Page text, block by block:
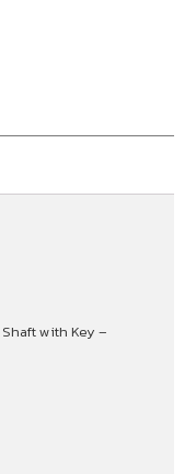
with Key –